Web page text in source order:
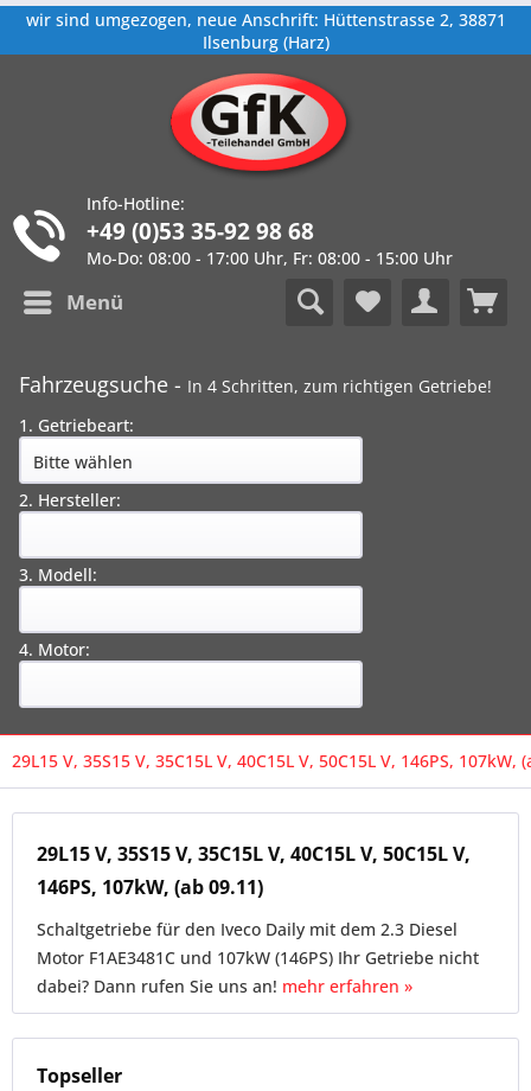
wir sind umgezogen, neue Anschrift: Hüttenstrasse 2, 38871
Ilsenburg (Harz)
Info-Hotline:
+49 (0)53 35-92 98 68
Mo-Do: 08:00 - 17:00 Uhr, Fr: 08:00 - 15:00 Uhr
Menü
Fahrzeugsuche - In 4 Schritten, zum richtigen Getriebe!
1. Getriebeart:
2. Hersteller:
3. Modell:
4. Motor:
29L15 V, 35S15 V, 35C15L V, 40C15L V, 50C15L V, 146PS, 107kW,
29L15 V, 35S15 V, 35C15L V, 40C15L V, 50C15L V,
146PS, 107kW, (ab 09.11)
Schaltgetriebe für den Iveco Daily mit dem 2.3 Diesel
Motor F1AE3481C und 107kW (146PS) Ihr Getriebe nicht
dabei? Dann rufen Sie uns an! mehr erfahren »
Topseller